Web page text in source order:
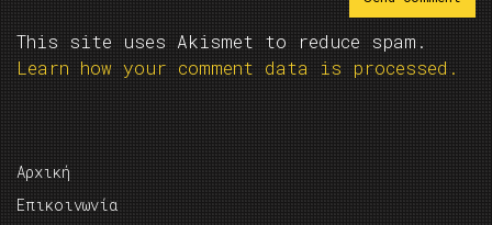
This site uses Akismet to reduce spam.
Learn how your comment data is processed.
Αρχική
Επικοινωνία